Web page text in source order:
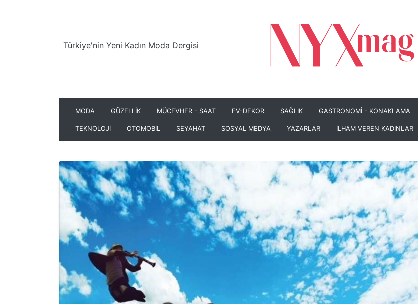
Türkiye'nin Yeni Kadın Moda Dergisi
MODA GÜZELLİK MÜCEVHER - SAAT EV-DEKOR SAĞLIK GASTRONOMİ - KONAKLAMA
TEKNOLOJİ OTOMOBİL SEYAHAT SOSYAL MEDYA YAZARLAR İLHAM VEREN KADINLAR